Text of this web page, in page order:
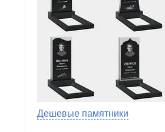
Дешевые памятники